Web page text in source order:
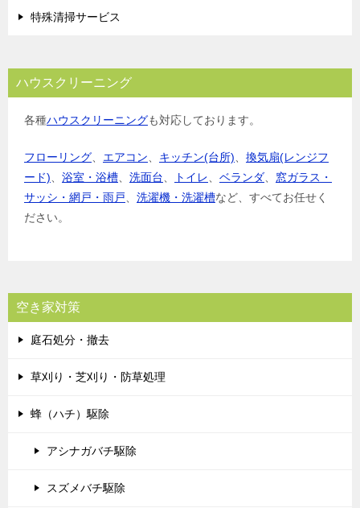
特殊清掃サービス
ハウスクリーニング
各種ハウスクリーニングも対応しております。
フローリング エアコン キッチン(台所)
換気扇(レンジフ
ード)
浴室・浴槽 洗面台 トイレ ベランダ
窓ガラス・
サッシ・網戸・雨戸
洗濯機・洗濯槽など、すべてお任せく
ださい。
空き家対策
庭石処分・撤去
草刈り・芝刈り・防草処理
蜂（ハチ）駆除
アシナガバチ駆除
スズメバチ駆除